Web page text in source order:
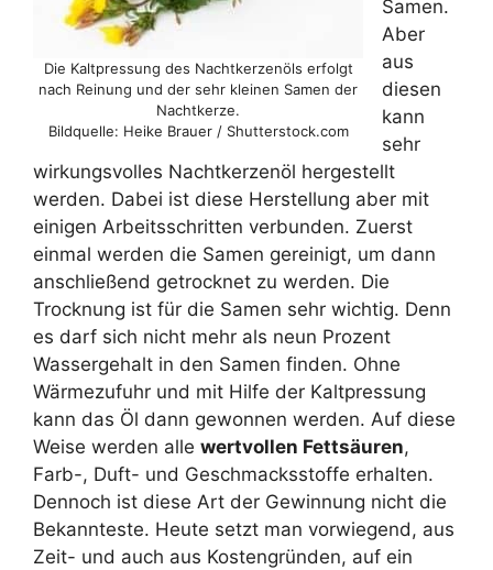
Die Kaltpressung des Nachtkerzenöls erfolgt
nach Reinung und der sehr kleinen Samen der
Nachtkerze.
Bildquelle: Heike Brauer / Shutterstock.com
Samen.
Aber
aus
diesen
kann
sehr
wirkungsvolles Nachtkerzenöl hergestellt
werden. Dabei ist diese Herstellung aber mit
einigen Arbeitsschritten verbunden. Zuerst
einmal werden die Samen gereinigt, um dann
anschließend getrocknet zu werden. Die
Trocknung ist für die Samen sehr wichtig. Denn
es darf sich nicht mehr als neun Prozent
Wassergehalt in den Samen finden. Ohne
Wärmezufuhr und mit Hilfe der Kaltpressung
kann das Öl dann gewonnen werden. Auf diese
Weise werden alle wertvollen Fettsäuren,
Farb-, Duft- und Geschmacksstoffe erhalten.
Dennoch ist diese Art der Gewinnung nicht die
Bekannteste. Heute setzt man vorwiegend, aus
Zeit- und auch aus Kostengründen, auf ein